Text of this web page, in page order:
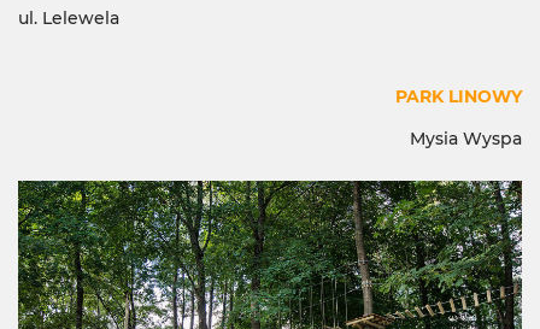
ul. Lelewela
PARK LINOWY
Mysia Wyspa